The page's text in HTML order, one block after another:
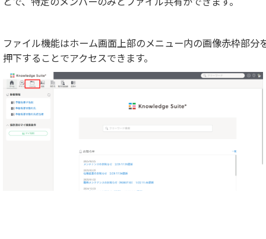
ファイル機能はホーム画面上部のメニュー内の画像赤枠部分
押下することでアクセスできます。